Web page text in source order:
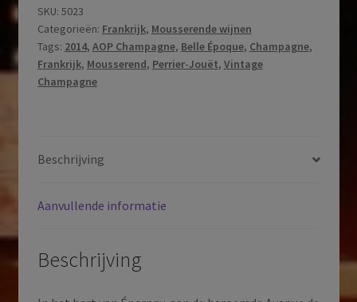
Époque
|
Blanc
de
Blancs
|
|
2014
SKU: 5023
Categorieën: Frankrijk, Mousserende wijnen
Tags: 2014, AOP Champagne, Belle Époque, Champagne,
Frankrijk, Mousserend, Perrier-Jouët, Vintage
Champagne
Beschrijving
Aanvullende informatie
Beschrijving